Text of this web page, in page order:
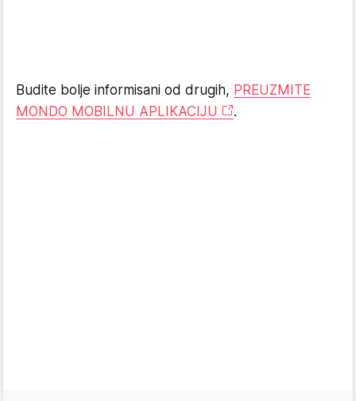
Budite bolje informisani od drugih, PREUZMITE
MONDO MOBILNU APLIKACIJU
.